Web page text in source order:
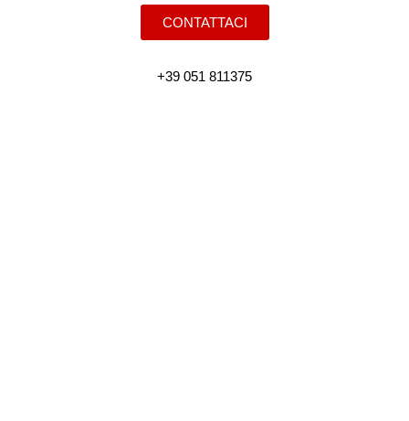
CONTATTACI
+39 051 811375